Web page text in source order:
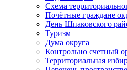
Схема
Почётные граждане
День Шпаковского
Туризм
Дума округа
Контрольно счетный
Территориальная